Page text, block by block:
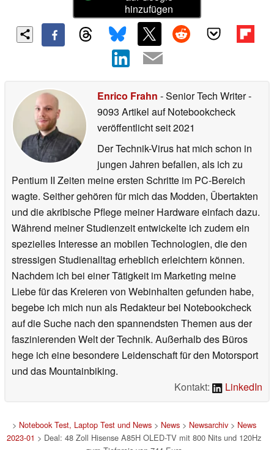
hinzufügen
Enrico Frahn - Senior Tech Writer-
9093 Artikel auf Notebookcheck
veröffentlichtseit 2021
Der Technik-Virus hat mich schon in
jungen Jahren befallen, als ich zu
Pentium II Zeiten meine ersten Schritte im PC-Bereich
wagte. Seither gehören für mich das Modden, Übertakten
und die akribische Pflege meiner Hardware einfach dazu.
Während meiner Studienzeit entwickelte ich zudem ein
spezielles Interesse an mobilen Technologien, die den
stressigen Studienalltag erheblich erleichtern können.
Nachdem ich bei einer Tätigkeit im Marketing meine
Liebe für das Kreieren von Webinhalten gefunden habe,
begebe ich mich nun als Redakteur bei Notebookcheck
auf die Suche nach den spannendsten Themen aus der
faszinierenden Welt der Technik. Außerhalb des Büros
hege ich eine besondere Leidenschaft für den Motorsport
und das Mountainbiking.
Kontakt:
LinkedIn
> Notebook Test, Laptop Test und News> News> Newsarchiv> News
2023-01 > Deal: 48 Zoll Hisense A85H OLED-TV mit 800 Nits und 120Hz